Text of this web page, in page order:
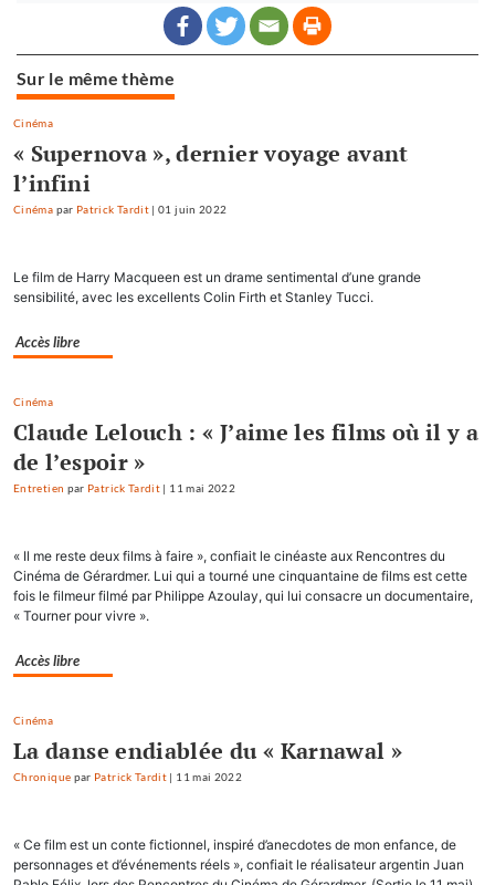
Sur le même thème
Cinéma
« Supernova », dernier voyage avant
l’infini
Cinéma par Patrick Tardit |01 juin 2022
Le film de Harry Macqueen est un drame sentimental d’une grande
sensibilité, avec les excellents Colin Firth et Stanley Tucci.
Accès libre
Cinéma
Claude Lelouch : « J’aime les films où il y a
de l’espoir »
Entretien par Patrick Tardit | 11 mai 2022
« Il me reste deux films à faire », confiait le cinéaste aux Rencontres du
Cinéma de Gérardmer. Lui qui a tourné une cinquantaine de films est cette
fois le filmeur filmé par Philippe Azoulay, qui lui consacre un documentaire,
« Tourner pour vivre ».
Accès libre
Cinéma
La danse endiablée du « Karnawal »
Chronique par Patrick Tardit | 11 mai 2022
« Ce film est un conte fictionnel, inspiré d’anecdotes de mon enfance, de
personnages et d’événements réels », confiait le réalisateur argentin Juan